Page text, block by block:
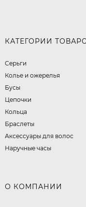
КАТЕГОРИИ
Серьги
Колье и ожерелья
Бусы
Цепочки
Кольца
Браслеты
Аксессуары для волос
Наручные часы
О КОМПАНИИ